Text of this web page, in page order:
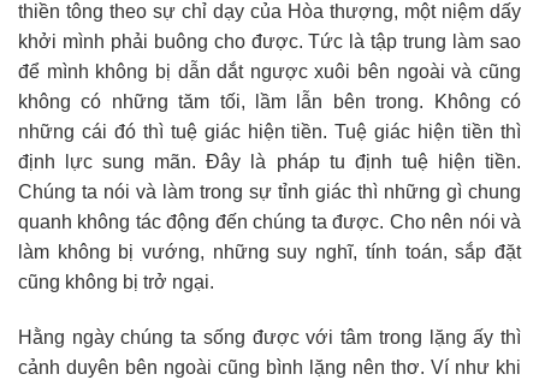
thiền tông theo sự chỉ dạy của Hòa thượng, một niệm dấy
khởi mình phải buông cho được. Tức là tập trung làm sao
để mình không bị dẫn dắt ngược xuôi bên ngoài và cũng
không có những tăm tối, lầm lẫn bên trong. Không có
những cái đó thì tuệ giác hiện tiền. Tuệ giác hiện tiền thì
định lực sung mãn. Đây là pháp tu định tuệ hiện tiền.
Chúng ta nói và làm trong sự tỉnh giác thì những gì chung
quanh không tác động đến chúng ta được. Cho nên nói và
làm không bị vướng, những suy nghĩ, tính toán, sắp đặt
cũng không bị trở ngại.
Hằng ngày chúng ta sống được với tâm trong lặng ấy thì
cảnh duyên bên ngoài cũng bình lặng nên thơ. Ví như khi